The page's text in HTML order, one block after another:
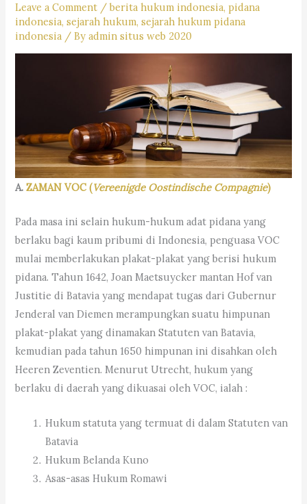
Leave a Comment /berita hukum indonesia,pidana
indonesia,sejarah hukum,sejarah hukum pidana
indonesia / Byadmin situs web 2020
A.ZAMAN VOC (Vereenigde Oostindische Compagnie)
Pada masa ini selain hukum-hukum adat pidana yang
berlaku bagi kaum pribumi di Indonesia, penguasa VOC
mulai memberlakukan plakat-plakat yang berisi hukum
pidana. Tahun 1642, Joan Maetsuycker mantan Hof van
Justitie di Batavia yang mendapat tugas dari Gubernur
Jenderal van Diemen merampungkan suatu himpunan
plakat-plakat yang dinamakan Statuten van Batavia,
kemudian pada tahun 1650 himpunan ini disahkan oleh
Heeren Zeventien. Menurut Utrecht, hukum yang
berlaku di daerah yang dikuasai oleh VOC, ialah :
Hukum statuta yang termuat di dalam Statuten van
Batavia
Hukum Belanda Kuno
Asas-asas Hukum Romawi